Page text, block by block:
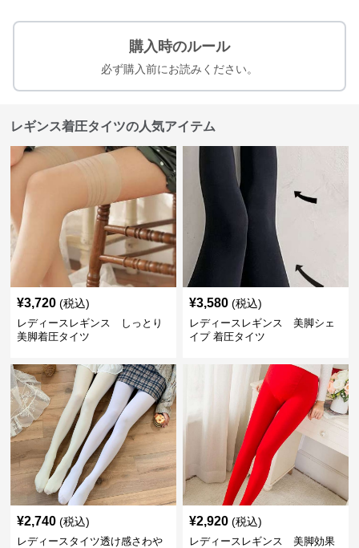
購入時のルール
必ず購入前にお読みください。
レギンス着圧タイツの人気アイテム
¥3,720 (税込)
レディースレギンス しっとり
美脚着圧タイツ
¥3,580 (税込)
レディースレギンス 美脚シェ
イプ 着圧タイツ
¥2,740 (税込)
レディースタイツ透け感さわや
¥2,920 (税込)
レディースレギンス 美脚効果